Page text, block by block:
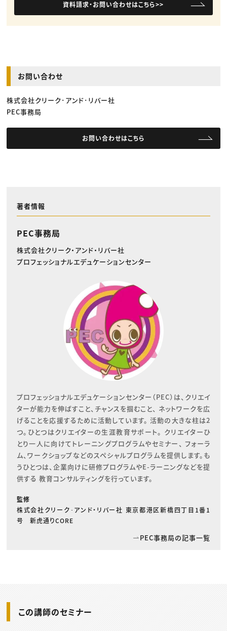
資料請求・お問い合わせはこちら>>
お問い合わせ
株式会社クリーク･アンド･リバー社
PEC事務局
お問い合わせはこちら
著者情報
PEC事務局
株式会社クリーク・アンド・リバー社
プロフェッショナルエデュケーションセンター
プロフェッショナルエデュケーションセンター（PEC）は、クリエイ
ターが能力を伸ばすこと、チャンスを掴むこと、 ネットワークを広
げることを応援するために活動しています。 活動の大きな柱は2
つ。ひとつはクリエイターの生涯教育サポート。 クリエイターひ
とり一人に向けてトレーニングプログラムやセミナー、 フォーラ
ム、ワークショップなどのスペシャルプログラムを提供します。も
うひとつは、企業向けに研修プログラムやE-ラーニングなどを提
供する 教育コンサルティングを行っています。
監修
株式会社クリーク･アンド・リバー社 東京都港区新橋四丁目1番1
号 新虎通りCORE
PEC事務局の記事一覧
この講師のセミナー